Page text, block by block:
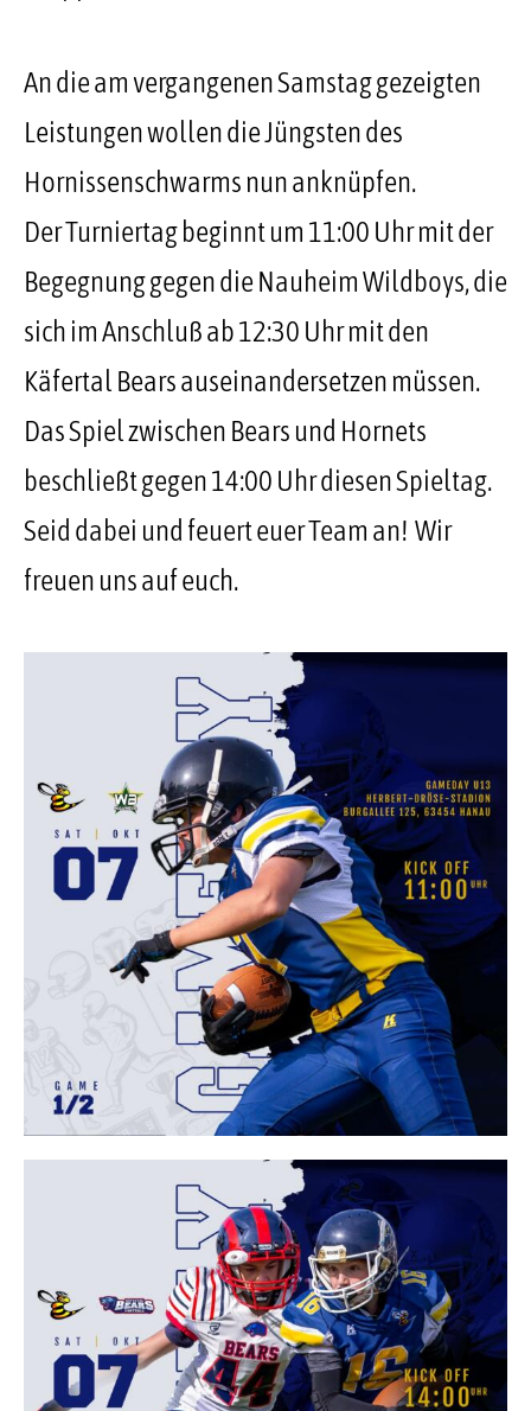
An die am vergangenen Samstag gezeigten
Leistungen wollen die Jüngsten des
Hornissenschwarms nun anknüpfen.
Der Turniertag beginnt um 11:00 Uhr mit der
Begegnung gegen die Nauheim Wildboys, die
sich im Anschluß ab 12:30 Uhr mit den
Käfertal Bears auseinandersetzen müssen.
Das Spiel zwischen Bears und Hornets
beschließt gegen 14:00 Uhr diesen Spieltag.
Seid dabei und feuert euer Team an! Wir
freuen uns auf euch.